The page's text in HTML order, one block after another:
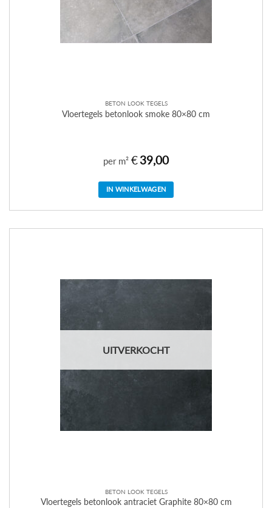
BETON LOOK TEGELS
Vloertegels betonlook smoke 80×80 cm
per m² €39,00
IN WINKELWAGEN
UITVERKOCHT
BETON LOOK TEGELS
Vloertegels betonlook antraciet Graphite 80×80 cm